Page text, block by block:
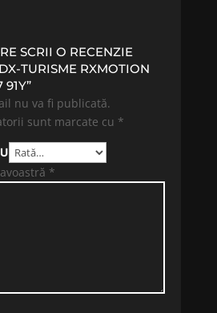
SCRII O RECENZIE
TURISME RXMOTION
91Y”
nu va fi publicată.
sunt marcate cu *
*